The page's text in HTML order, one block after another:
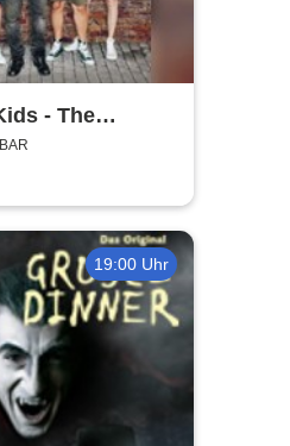
- The
!
19:00 Uhr